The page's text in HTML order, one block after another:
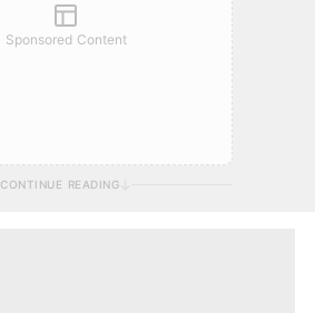
Sponsored Content
CONTINUE READING